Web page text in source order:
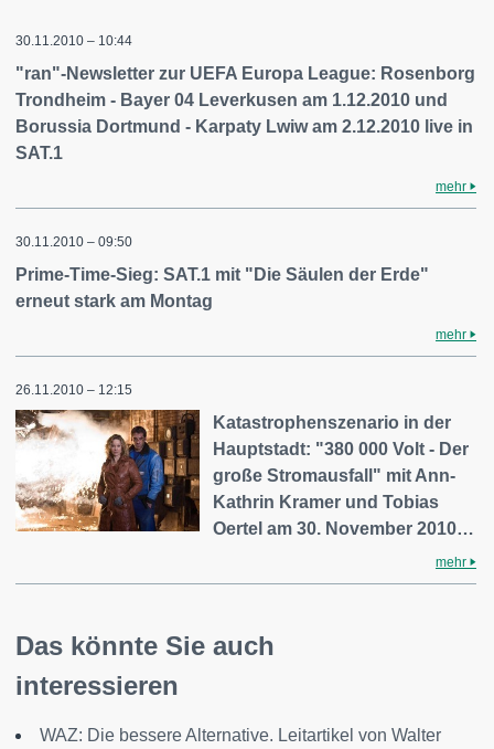
30.11.2010 – 10:44
"ran"-Newsletter zur UEFA Europa League: Rosenborg
Trondheim - Bayer 04 Leverkusen am 1.12.2010 und
Borussia Dortmund - Karpaty Lwiw am 2.12.2010 live in
SAT.1
mehr
30.11.2010 – 09:50
Prime-Time-Sieg: SAT.1 mit "Die Säulen der Erde"
erneut stark am Montag
mehr
26.11.2010 – 12:15
Katastrophenszenario in der
Hauptstadt: "380 000 Volt - Der
große Stromausfall" mit Ann-
Kathrin Kramer und Tobias
Oertel am 30. November 2010…
mehr
Das könnte Sie auch
interessieren
WAZ: Die bessere Alternative. Leitartikel von Walter